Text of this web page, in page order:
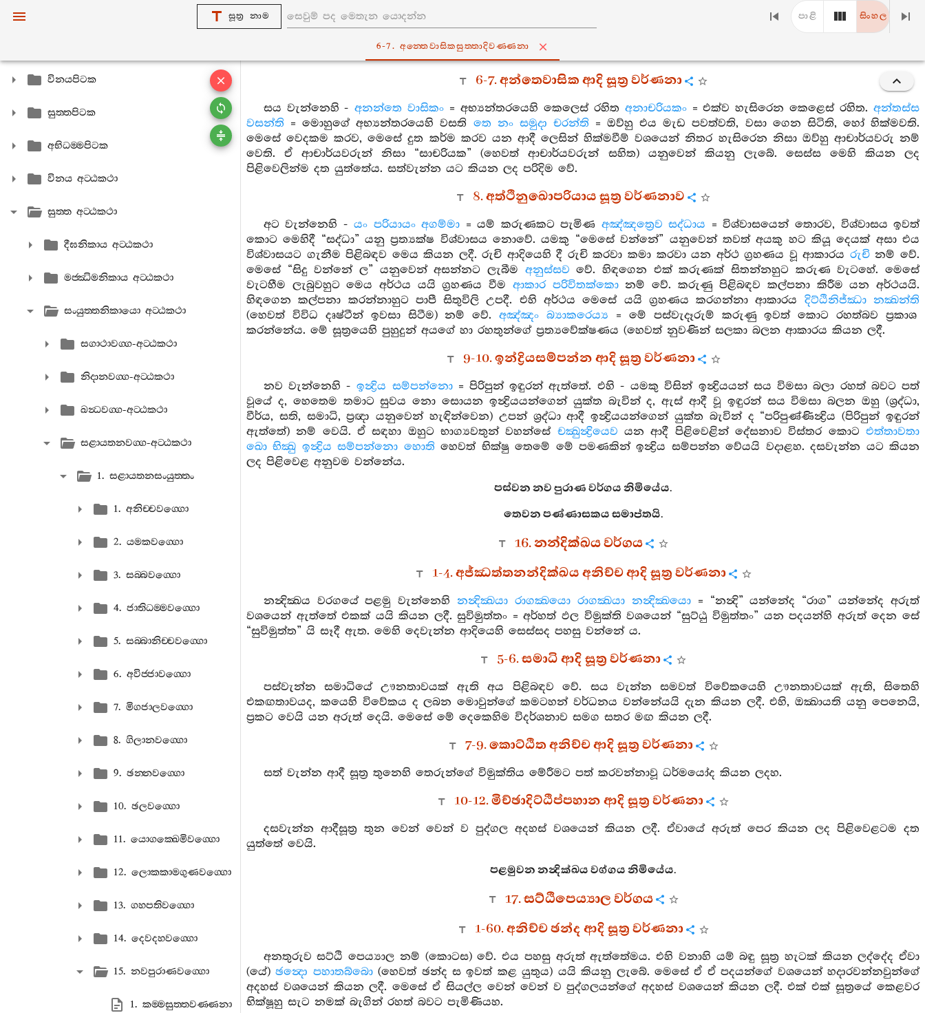
සූත්‍ර නාම පාළි සිංහල
6-7. අන‍්තෙවාසිකසුත‍්තාදිවණ‍්ණනා
විනයපිටක
සුත‍්තපිටක
අභිධම‍්මපිටක
විනය අට‍්ඨකථා
සුත‍්ත අට‍්ඨකථා
දීඝනිකාය අට‍්ඨකථා
මජ‍්ඣිමනිකාය අට‍්ඨකථා
සංයුත‍්තනිකායො අට‍්ඨකථා
සගාථාවග‍්ග-අට‍්ඨකථා
නිදානවග‍්ග-අට‍්ඨකථා
ඛන්‍ධවග‍්ග-අට‍්ඨකථා
සළායතනවග‍්ග-අට‍්ඨකථා
1. සළායතනසංයුත‍්තං
1. අනිච‍්චවග‍්ගො
2. යමකවග‍්ගො
3. සබ‍්බවග‍්ගො
4. ජාතිධම‍්මවග‍්ගො
5. සබ‍්බානිච‍්චවග‍්ගො
6. අවිජ‍්ජාවග‍්ගො
7. මිගජාලවග‍්ගො
8. ගිලානවග‍්ගො
9. ඡන‍්නවග‍්ගො
10. ඡලවග‍්ගො
11. යොගක‍්ඛෙමිවග‍්ගො
12. ලොකකාමගුණවග‍්ගො
13. ගහපතිවග‍්ගො
14. දෙවදහවග‍්ගො
15. නවපුරාණවග‍්ගො
1. කම‍්මසුත‍්තවණ‍්ණනා
6-7. අන්තෙවාසික ආදි සූත්‍ර වර්ණනා
සය වැන්නෙහි -අනන්තෙ වාසිකං = අභ්‍යන්තරයෙහි කෙලෙස් රහිත අනාචරියකං= එක්ව හැසිරෙන කෙළෙස් රහිත.අන්තස්ස
වසන්ති = මොහුගේ අභ්‍යන්තරයෙහි වසති තෙ නං සමුදා චරන්ති = ඔව්හු එය මැඩ පවත්වති, වසා ගෙන සිටිති, හෝ හික්මවති.
මෙසේ වෙදකම කරව, මෙසේ දුත කර්ම කරව යන ආදී ලෙසින් හික්මවීම් වශයෙන් නිතර හැසිරෙන නිසා ඔව්හු ආචාර්යවරු නම්
වෙති. ඒ ආචාර්යවරුන් නිසා “සාචරියක” (හෙවත් ආචාර්යවරුන් සහිත) යනුවෙන් කියනු ලැබේ. සෙස්ස මෙහි කියන ලද
පිළිවෙලින්ම දත යුත්තේය. සත්වැන්න යට කියන ලද පරිදිම වේ.
8. අත්ථිනුඛොපරියාය සූත්‍ර වර්ණනාව
අට වැන්නෙහි -යං පරියායං අගම්මා = යම් කරුණකට පැමිණ අඤ්ඤත්‍රෙව සද්ධාය = විශ්වාසයෙන් තොරව, විශ්වාසය ඉවත්
කොට මෙහිදී “සද්ධා” යනු ප්‍රත්‍යක්ෂ විශ්වාසය නොවේ. යමකු “මෙසේ වන්නේ” යනුවෙන් තවත් අයකු හට කියූ දෙයක් අසා එය
විශ්වාසයට ගැනීම පිළිබඳව මෙය කියන ලදී. රුචි ආදියෙහි දී රුචි කරවා කමා කරවා යන අර්ථ ග්‍රහණය වූ ආකාරය රුචිනම් වේ.
මෙසේ “සිදු වන්නේ ල” යනුවෙන් අසන්නට ලැබීම අනුස්සව වේ. හිඳගෙන එක් කරුණක් සිතන්නහුට කරුණ වැටහේ. මෙසේ
වැටහීම ලැබුවහුට මෙය අර්ථය යයි ග්‍රහණය වීම ආකාර පරිවිතක්කොනම් වේ. කරුණු පිළිබඳව කල්පනා කිරීම යන අර්ථයයි.
හිඳගෙන කල්පනා කරන්නාහුට පාපී සිතුවිලි උපදී. එහි අර්ථය මෙසේ යයි ග්‍රහණය කරගන්නා ආකාරය දිට්ඨිනිජ්ඣා නක්‍ඛන්ති
(හෙවත් විවිධ දෘෂ්ටීන් ඉවසා සිටීම) නම් වේ.අඤ්ඤං බ්‍යාකරෙය්‍ය = මේ පස්වැදෑරුම් කරුණු ඉවත් කොට රහත්බව ප්‍රකාශ
කරන්නේය. මේ සූත්‍රයෙහි පුහුදුන් අයගේ හා රහතුන්ගේ ප්‍රත්‍යවේක්ෂණය (හෙවත් නුවණින් සලකා බලන ආකාරය කියන ලදී.
9-10. ඉන්ද්‍රියසම්පන්න ආදි සූත්‍ර වර්ණනා
නව වැන්නෙහි -ඉන්‍ද්‍රිය සම්පන්නො= පිරිපුන් ඉඳුරන් ඇත්තේ. එහි - යමකු විසින් ඉන්‍ද්‍රියයන් සය විමසා බලා රහත් බවට පත්
වූයේ ද, හෙතෙම තමාට සුවය නො සොයන ඉන්‍ද්‍රියයන්ගෙන් යුක්ත බැවින් ද, ඇස් ආදී වූ ඉඳුරන් සය විමසා බලන ඔහු (ශ්‍රද්ධා,
වීර්ය, සති, සමාධි, ප්‍රඥා යනුවෙන් හැඳින්වෙන) උපන් ශ්‍රද්ධා ආදී ඉන්‍ද්‍රියයන්ගෙන් යුක්ත බැවින් ද “පරිපුණ්ණින්‍ද්‍රිය (පිරිපුන් ඉඳුරන්
ඇත්තේ) නම් වෙයි. ඒ සඳහා ඔහුට භාග්‍යවතුන් වහන්සේ චක්‍ඛුන්‍ද්‍රියෙව යන ආදී පිළිවෙළින් දේසනාව විස්තර කොටඑත්තාවතා
ඛො භික්‍ඛු ඉන්‍ද්‍රිය සම්පන්නො හොති හෙවත් භික්ෂු තෙමේ මේ පමණකින් ඉන්‍ද්‍රිය සම්පන්න වේයයි වදාළහ. දසවැන්න යට කියන
ලද පිළිවෙළ අනුවම වන්නේය.
පස්වන නව පුරාණ වර්ගය නිමියේය.
තෙවන පණ්ණාසකය සමාප්තයි.
16. නන්දික්ඛය වර්ගය
1-4. අජ්ඣත්තනන්දික්ඛය අනිච්ච ආදි සූත්‍ර වර්ණනා
නන්‍දික්‍ඛය වරගයේ පළමු වැන්නෙහිනන්‍දික්‍ඛයා රාගක්‍ඛයො රාගක්‍ඛයා නන්‍දික්‍ඛයො= “නන්‍දි” යන්නේද “රාග” යන්නේද අරුත්
වශයෙන් ඇත්තේ එකක් යයි කියන ලදී. සුවිමුත්තං = අර්හත් ඵල විමුක්ති වශයෙන් “සුට්ඨු විමුත්තං” යන පදයන්හි අරුත් දෙන සේ
“සුවිමුත්ත” යි සෑදී ඇත. මෙහි දෙවැන්න ආදියෙහි සෙස්සද පහසු වන්නේ ය.
5-6. සමාධි ආදි සූත්‍ර වර්ණනා
පස්වැන්න සමාධියේ ඌනතාවයක් ඇති අය පිළිබඳව වේ. සය වැන්න සමවත් විවේකයෙහි ඌනතාවයක් ඇති, සිතෙහි
එකඟතාවයද, කයෙහි විවේකය ද ලබන මොවුන්ගේ කමටහන් වර්ධනය වන්නේයයි දැන කියන ලදී. එහි, ඔක්‍ඛායති යනු පෙනෙයි,
ප්‍රකට වෙයි යන අරුත් දෙයි. මෙසේ මේ දෙකෙහිම විදර්ශනාව සමග සතර මඟ කියන ලදී.
7-9. කොට්ඨිත අනිච්ච ආදි සූත්‍ර වර්ණනා
සත් වැන්න ආදී සූත්‍ර තුනෙහි තෙරුන්ගේ විමුක්තිය මේරීමට පත් කරවන්නාවූ ධර්මයෝද කියන ලදහ.
10-12. මිච්ඡාදිට්ඨිප්පහාන ආදි සූත්‍ර වර්ණනා
දසවැන්න ආදීසූත්‍ර තුන වෙන් වෙන් ව පුද්ගල අදහස් වශයෙන් කියන ලදී. ඒවායේ අරුත් පෙර කියන ලද පිළිවෙළටම දත
යුත්තේ වෙයි.
පළමුවන නන්‍දික්‍ඛය වග්ගය නිමියේය.
17. සට්ඨිපෙය්‍යාල වර්ගය
1-60. අනිච්ච ඡන්ද ආදි සූත්‍ර වර්ණනා
අනතුරුව සට්ඨි පෙය්‍යාල නම් (කොටස) වේ. එය පහසු අරුත් ඇත්තේමය. එහි වනාහි යම් බඳු සූත්‍ර හැටක් කියන ලද්දේද ඒවා
(යේ)ඡන්‍දො පහාතබ්බො(හෙවත් ඡන්ද ස ඉවත් කළ යුතුය) යයි කියනු ලැබේ. මෙසේ ඒ ඒ පදයන්ගේ වශයෙන් හදාරවන්නවුන්ගේ
අදහස් වශයෙන් කියන ලදී. මෙසේ ඒ සියල්ල වෙන් වෙන් ව පුද්ගලයන්ගේ අදහස් වශයෙන් කියන ලදී. එක් එක් සූත්‍රයේ කෙළවර
භික්ෂූහු සැට නමක් බැගින් රහත් බවට පැමිණියහ.